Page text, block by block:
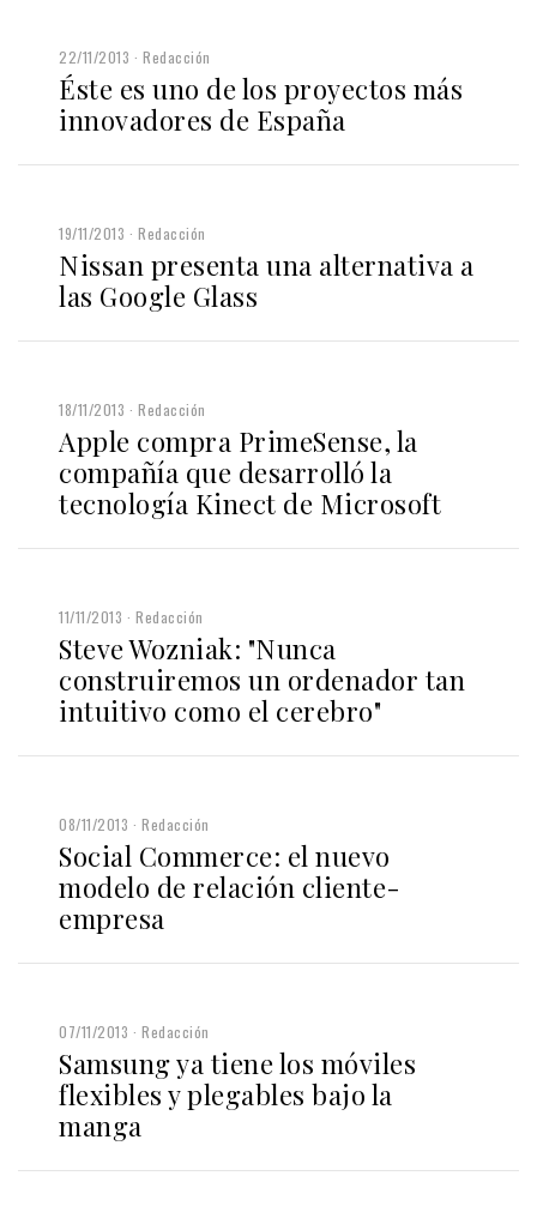
22/11/2013 Redacción
Éste es uno de los proyectos más
innovadores de España
19/11/2013 Redacción
Nissan presenta una alternativa a
las Google Glass
18/11/2013 Redacción
Apple compra PrimeSense, la
compañía que desarrolló la
tecnología Kinect de Microsoft
11/11/2013 Redacción
Steve Wozniak: "Nunca
construiremos un ordenador tan
intuitivo como el cerebro"
08/11/2013 Redacción
Social Commerce: el nuevo
modelo de relación cliente-
empresa
07/11/2013 Redacción
Samsung ya tiene los móviles
flexibles y plegables bajo la
manga